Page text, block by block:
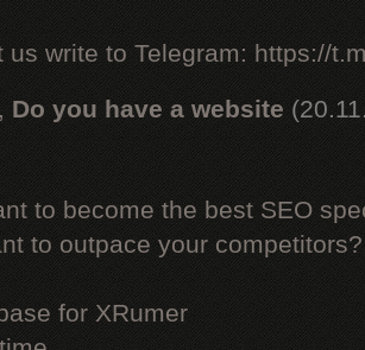
us write to Telegram: https://
Do you have a website
to become the best SEO
to outpace your competitors?
for XRumer